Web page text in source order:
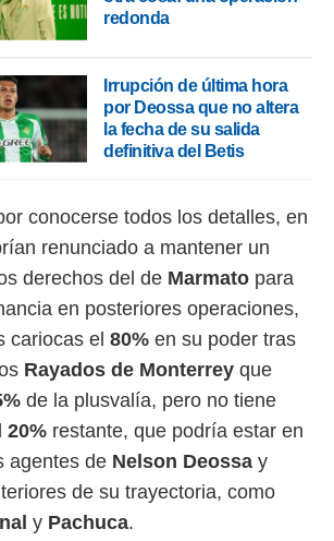
redonda
Irrupción de última hora
por Deossa que no altera
la fecha de su salida
definitiva del Betis
conocerse todos los detalles, en
renunciado a mantener un
derechos del de Marmato para
en posteriores operaciones,
cariocas el 80% en su poder tras
Rayados de Monterrey que
de la plusvalía, pero no tiene
20% restante, que podría estar en
agentes de Nelson Deossa y
de su trayectoria, como
y Pachuca.